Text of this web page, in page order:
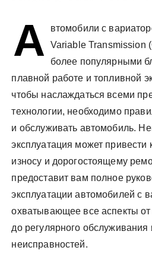
А
втомобили с
Variable Transmission
более популярными
плавной работе и топливной
чтобы наслаждаться всеми
технологии, необходимо
и обслуживать автомобиль.
эксплуатация может
износу и дорогостоящему
предоставит вам полное
эксплуатации автомобилей с
охватывающее все аспекты
до регулярного обслуживания
неисправностей.